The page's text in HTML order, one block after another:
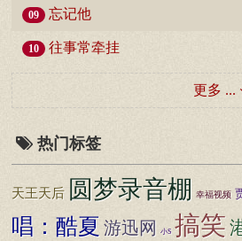
09 忘记他
10 往事常牵挂
更多 ...
热门标签
天王天后 圆梦录音棚 幸福视频
唱：酷夏 游迅网 小S 搞笑